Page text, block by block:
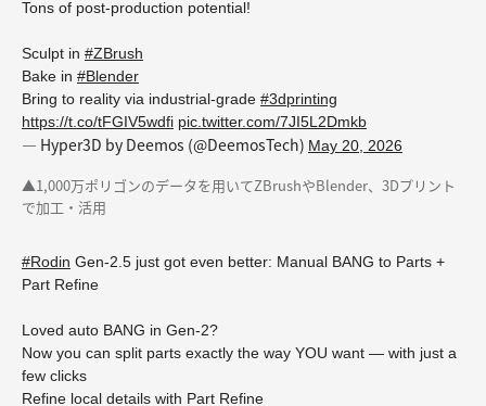
Tons of post‑production potential!
Sculpt in #ZBrush
Bake in #Blender
Bring to reality via industrial‑grade #3dprinting
https://t.co/tFGIV5wdfi pic.twitter.com/7JI5L2Dmkb
— Hyper3D by Deemos (@DeemosTech) May 20, 2026
▲1,000万ポリゴンのデータを用いてZBrushやBlender、3Dプリント
で加工・活用
#Rodin Gen-2.5 just got even better: Manual BANG to Parts +
Part Refine
Loved auto BANG in Gen-2?
Now you can split parts exactly the way YOU want — with just a
few clicks
Refine local details with Part Refine